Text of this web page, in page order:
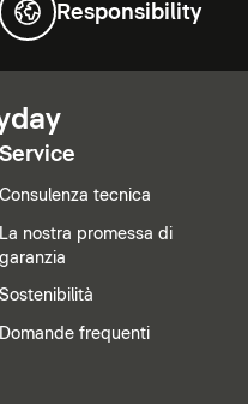
Responsibility
Service
Consulenza tecnica
La nostra promessa di
garanzia
Sostenibilità
Domande frequenti